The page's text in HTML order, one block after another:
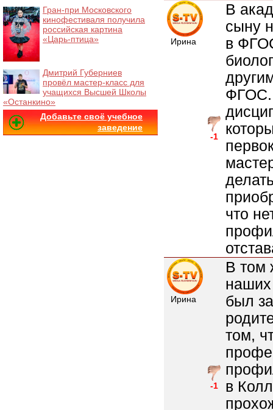
Ирина
-1
В
сыну
в
ФГОС.
что
Ирина
-1
В том
наших
был
том,
в
Гран-при Московского
кинофестиваля получила
российская картина
«Царь-птица»
Дмитрий Губерниев
провёл мастер-класс для
учащихся Высшей Школы
«Останкино»
Добавьте своё учебное
заведение